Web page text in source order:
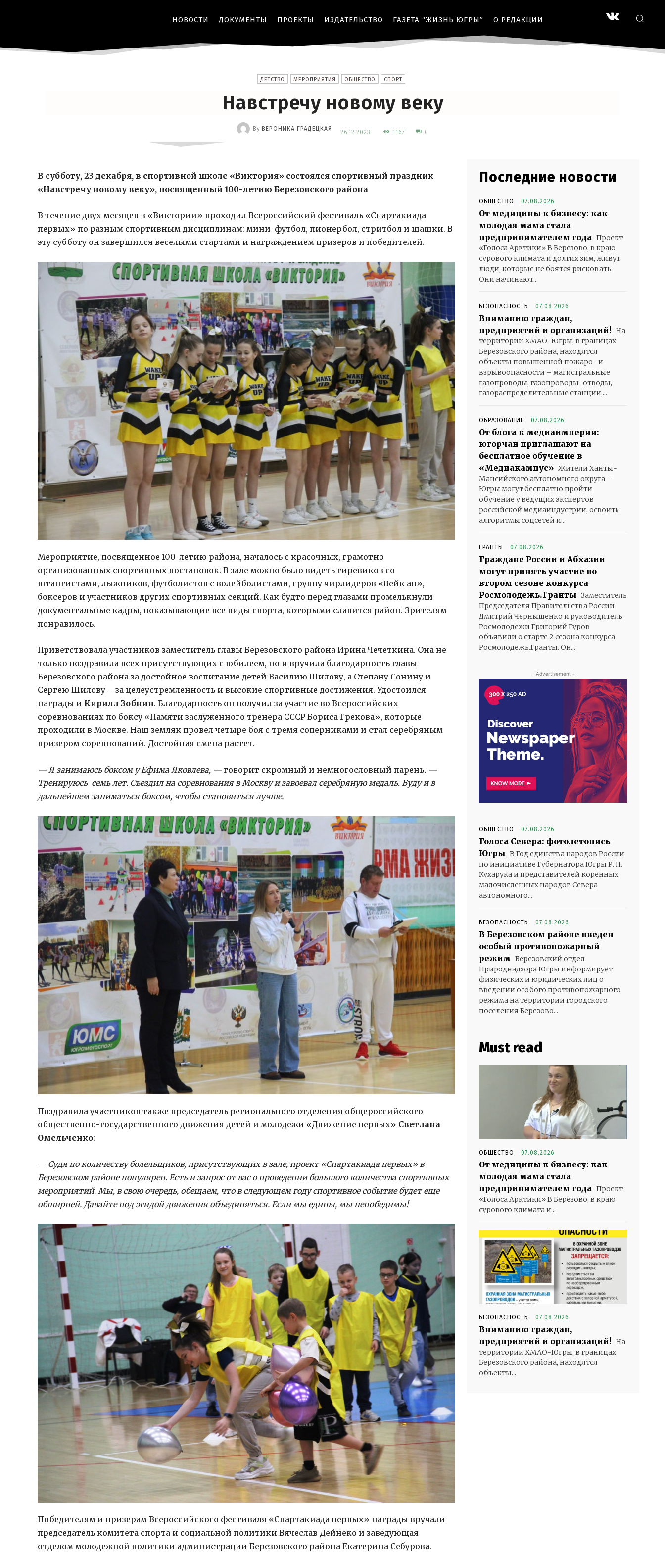
НОВОСТИ ДОКУМЕНТЫ ПРОЕКТЫ ИЗДАТЕЛЬСТВО ГАЗЕТА “ЖИЗНЬ ЮГРЫ” О РЕДАКЦИИ
ДЕТСТВО МЕРОПРИЯТИЯ ОБЩЕСТВО СПОРТ
Навстречу новому веку
By ВЕРОНИКА ГРАДЕЦКАЯ 26.12.2023 1167 0
В субботу, 23 декабря, в спортивной школе «Виктория» состоялся спортивный праздник
«Навстречу новому веку», посвященный 100-летию Березовского района
В течение двух месяцев в «Виктории» проходил Всероссийский фестиваль «Спартакиада
первых» по разным спортивным дисциплинам: мини-футбол, пионербол, стритбол и шашки. В
эту субботу он завершился веселыми стартами и награждением призеров и победителей.
Мероприятие, посвященное 100-летию района, началось с красочных, грамотно
организованных спортивных постановок. В зале можно было видеть гиревиков со
штангистами, лыжников, футболистов с волейболистами, группу чирлидеров «Вейк ап»,
боксеров и участников других спортивных секций. Как будто перед глазами промелькнули
документальные кадры, показывающие все виды спорта, которыми славится район. Зрителям
понравилось.
Приветствовала участников заместитель главы Березовского района Ирина Чечеткина. Она не
только поздравила всех присутствующих с юбилеем, но и вручила благодарность главы
Березовского района за достойное воспитание детей Василию Шилову, а Степану Сонину и
Сергею Шилову – за целеустремленность и высокие спортивные достижения. Удостоился
награды и Кирилл Зобнин. Благодарность он получил за участие во Всероссийских
соревнованиях по боксу «Памяти заслуженного тренера СССР Бориса Грекова», которые
проходили в Москве. Наш земляк провел четыре боя с тремя соперниками и стал серебряным
призером соревнований. Достойная смена растет.
— Я занимаюсь боксом у Ефима Яковлева, — говорит скромный и немногословный парень. —
Тренируюсь семь лет. Съездил на соревнования в Москву и завоевал серебряную медаль. Буду и в
дальнейшем заниматься боксом, чтобы становиться лучше.
Поздравила участников также председатель регионального отделения общероссийского
общественно-государственного движения детей и молодежи «Движение первых» Светлана
Омельченко:
— Судя по количеству болельщиков, присутствующих в зале, проект «Спартакиада первых» в
Березовском районе популярен. Есть и запрос от вас о проведении большого количества спортивных
мероприятий. Мы, в свою очередь, обещаем, что в следующем году спортивное событие будет еще
обширней. Давайте под эгидой движения объединяться. Если мы едины, мы непобедимы!
Победителям и призерам Всероссийского фестиваля «Спартакиада первых» награды вручали
председатель комитета спорта и социальной политики Вячеслав Дейнеко и заведующая
отделом молодежной политики администрации Березовского района Екатерина Себурова.
Последние новости
ОБЩЕСТВО 07.08.2026
От медицины к бизнесу: как
молодая мама стала
предпринимателем года Проект
«Голоса Арктики» В Березово, в краю
сурового климата и долгих зим, живут
люди, которые не боятся рисковать.
Они начинают...
БЕЗОПАСНОСТЬ 07.08.2026
Вниманию граждан,
предприятий и организаций! На
территории ХМАО-Югры, в границах
Березовского района, находятся
объекты повышенной пожаро- и
взрывоопасности – магистральные
газопроводы, газопроводы-отводы,
газораспределительные станции,...
ОБРАЗОВАНИЕ 07.08.2026
От блога к медиаимперии:
югорчан приглашают на
бесплатное обучение в
«Медиакампус» Жители Ханты-
Мансийского автономного округа –
Югры могут бесплатно пройти
обучение у ведущих экспертов
российской медиаиндустрии, освоить
алгоритмы соцсетей и...
ГРАНТЫ 07.08.2026
Граждане России и Абхазии
могут принять участие во
втором сезоне конкурса
Росмолодежь.Гранты Заместитель
Председателя Правительства России
Дмитрий Чернышенко и руководитель
Росмолодежи Григорий Гуров
объявили о старте 2 сезона конкурса
Росмолодежь.Гранты. Он...
- Advertisement -
ОБЩЕСТВО 07.08.2026
Голоса Севера: фотолетопись
Югры В Год единства народов России
по инициативе Губернатора Югры Р. Н.
Кухарука и представителей коренных
малочисленных народов Севера
автономного...
БЕЗОПАСНОСТЬ 07.08.2026
В Березовском районе введен
особый противопожарный
режим Березовский отдел
Природнадзора Югры информирует
физических и юридических лиц о
введении особого противопожарного
режима на территории городского
поселения Березово...
Must read
ОБЩЕСТВО 07.08.2026
От медицины к бизнесу: как
молодая мама стала
предпринимателем года Проект
«Голоса Арктики» В Березово, в краю
сурового климата и...
БЕЗОПАСНОСТЬ 07.08.2026
Вниманию граждан,
предприятий и организаций! На
территории ХМАО-Югры, в границах
Березовского района, находятся
объекты...